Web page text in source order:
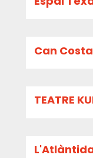
Can
TEATRE